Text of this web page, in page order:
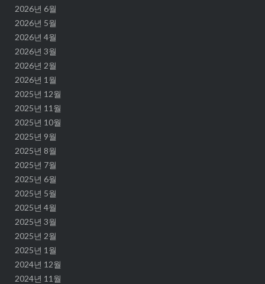
2026년 6월
2026년 5월
2026년 4월
2026년 3월
2026년 2월
2026년 1월
2025년 12월
2025년 11월
2025년 10월
2025년 9월
2025년 8월
2025년 7월
2025년 6월
2025년 5월
2025년 4월
2025년 3월
2025년 2월
2025년 1월
2024년 12월
2024년 11월